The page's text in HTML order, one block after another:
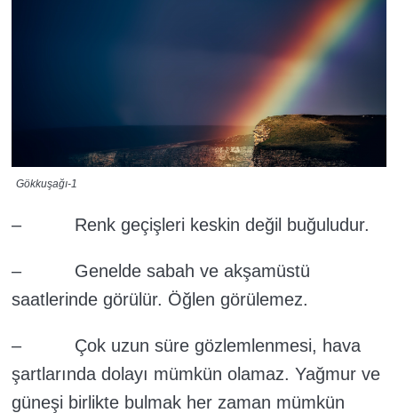
Gökkuşağı-1
– Renk geçişleri keskin değil buğuludur.
– Genelde sabah ve akşamüstü
saatlerinde görülür. Öğlen görülemez.
– Çok uzun süre gözlemlenmesi, hava
şartlarında dolayı mümkün olamaz. Yağmur ve
güneşi birlikte bulmak her zaman mümkün